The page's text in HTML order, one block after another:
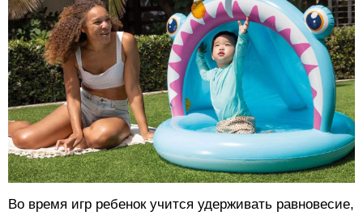
Во время игр ребенок учится удерживать равновесие,